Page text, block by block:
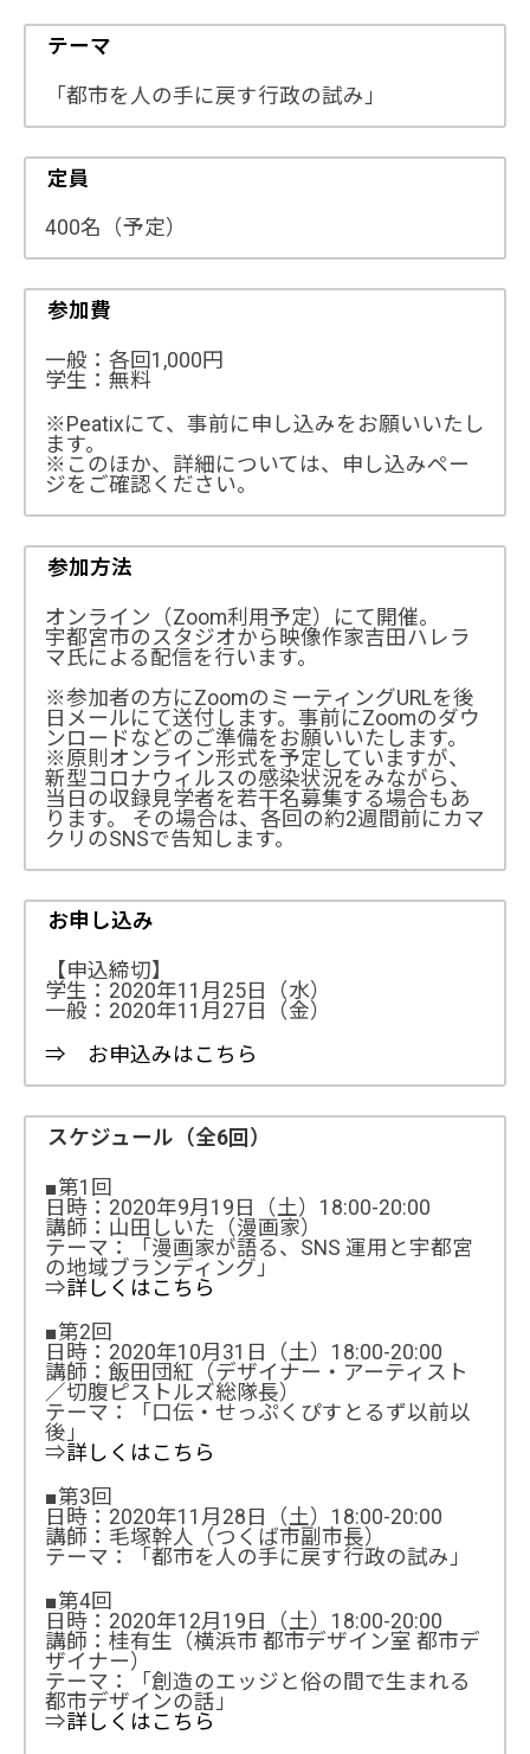
テーマ
「都市を人の手に戻す行政の試み」
定員
400名（予定）
参加費
一般：各回1,000円
学生：無料
※Peatixにて、事前に申し込みをお願いいたし
ます。
※このほか、詳細については、申し込みペー
ジをご確認ください。
参加方法
オンライン（Zoom利用予定）にて開催。
宇都宮市のスタジオから映像作家吉田ハレラ
マ氏による配信を行います。
※参加者の方にZoomのミーティングURLを後
日メールにて送付します。事前にZoomのダウ
ンロードなどのご準備をお願いいたします。
※原則オンライン形式を予定していますが、
新型コロナウィルスの感染状況をみながら、
当日の収録見学者を若干名募集する場合もあ
ります。 その場合は、各回の約2週間前にカマ
クリのSNSで告知します。
お申し込み
【申込締切】
学生：2020年11月25日（水）
一般：2020年11月27日（金）
⇒ お申込みはこちら
スケジュール（全6回）
■第1回
日時：2020年9月19日（土）18:00-20:00
講師：山田しいた（漫画家）
テーマ：「漫画家が語る、SNS 運用と宇都宮
の地域ブランディング」
⇒詳しくはこちら
■第2回
日時：2020年10月31日（土）18:00-20:00
講師：飯田団紅（デザイナー・アーティスト
／切腹ピストルズ総隊長）
テーマ：「口伝・せっぷくぴすとるず以前以
後」
⇒詳しくはこちら
■第3回
日時：2020年11月28日（土）18:00-20:00
講師：毛塚幹人（つくば市副市長）
テーマ：「都市を人の手に戻す行政の試み」
■第4回
日時：2020年12月19日（土）18:00-20:00
講師：桂有生（横浜市 都市デザイン室 都市デ
ザイナー）
テーマ：「創造のエッジと俗の間で生まれる
都市デザインの話」
⇒詳しくはこちら